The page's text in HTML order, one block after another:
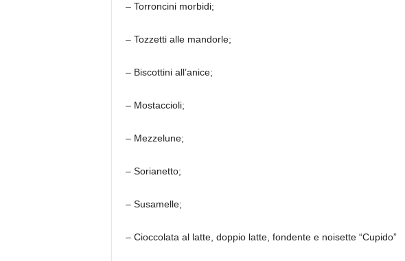
– Torroncini morbidi;
– Tozzetti alle mandorle;
– Biscottini all’anice;
– Mostaccioli;
– Mezzelune;
– Sorianetto;
– Susamelle;
– Cioccolata al latte, doppio latte, fondente e noisette “Cupido”